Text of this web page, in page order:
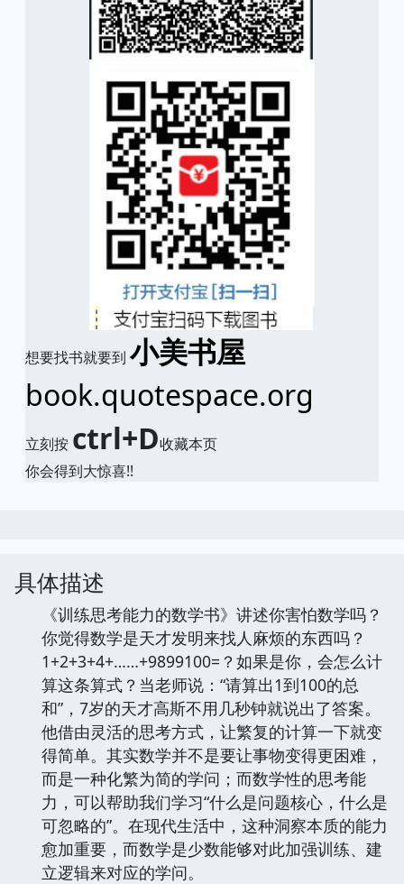
想要找书就要到 小美书屋
book.quotespace.org
立刻按 ctrl+D收藏本页
你会得到大惊喜!!
具体描述
《训练思考能力的数学书》讲述你害怕数学吗？
你觉得数学是天才发明来找人麻烦的东西吗？
1+2+3+4+……+9899100=？如果是你，会怎么计
算这条算式？当老师说：“请算出1到100的总
和”，7岁的天才高斯不用几秒钟就说出了答案。
他借由灵活的思考方式，让繁复的计算一下就变
得简单。其实数学并不是要让事物变得更困难，
而是一种化繁为简的学问；而数学性的思考能
力，可以帮助我们学习“什么是问题核心，什么是
可忽略的”。在现代生活中，这种洞察本质的能力
愈加重要，而数学是少数能够对此加强训练、建
立逻辑来对应的学问。